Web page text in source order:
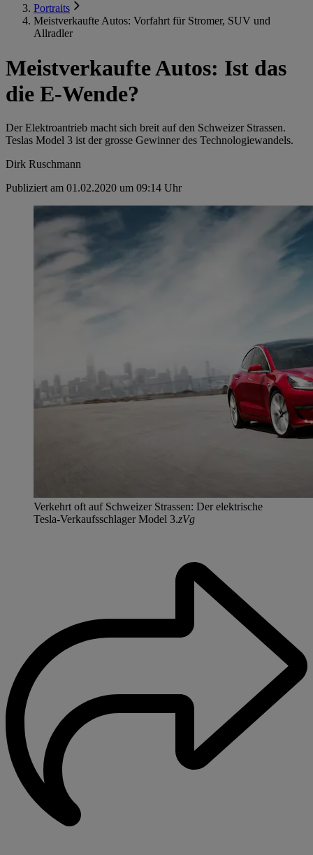
Portraits
Meistverkaufte Autos: Vorfahrt für Stromer, SUV und
Allradler
Meistverkaufte Autos: Ist das
die E-Wende?
Der Elektroantrieb macht sich breit auf den Schweizer Strassen.
Teslas Model 3 ist der grosse Gewinner des Technologiewandels.
Dirk Ruschmann
Publiziert am 01.02.2020 um 09:14 Uhr
Verkehrt oft auf Schweizer Strassen: Der elektrische
Tesla-Verkaufsschlager Model 3.zVg